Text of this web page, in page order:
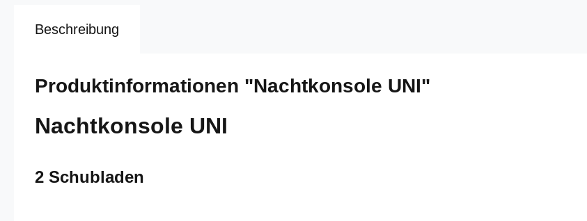
Beschreibung
Produktinformationen "Nachtkonsole UNI"
Nachtkonsole UNI
2 Schubladen